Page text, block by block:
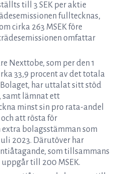
till 3 SEK per aktie
fulltecknas,
cirka 263 MSEK före
omfattar
Nexttobe, som per den 1
33,9 procent av det totala
har uttalat sitt stöd
samt lämnat ett
minst sin pro rata-andel
att rösta för
bolagsstämman som
2023. Därutöver har
som tillsammans
till 200 MSEK.